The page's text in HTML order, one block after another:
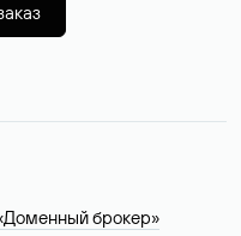
брокер»